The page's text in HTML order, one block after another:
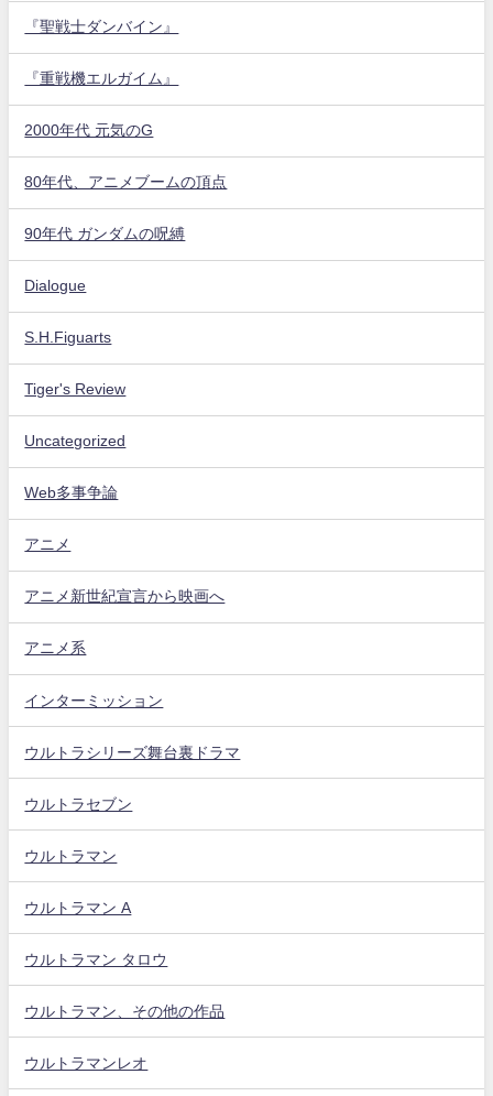
『聖戦士ダンバイン』
『重戦機エルガイム』
2000年代 元気のG
80年代、アニメブームの頂点
90年代 ガンダムの呪縛
Dialogue
S.H.Figuarts
Tiger's Review
Uncategorized
Web多事争論
アニメ
アニメ新世紀宣言から映画へ
アニメ系
インターミッション
ウルトラシリーズ舞台裏ドラマ
ウルトラセブン
ウルトラマン
ウルトラマン A
ウルトラマン タロウ
ウルトラマン、その他の作品
ウルトラマンレオ